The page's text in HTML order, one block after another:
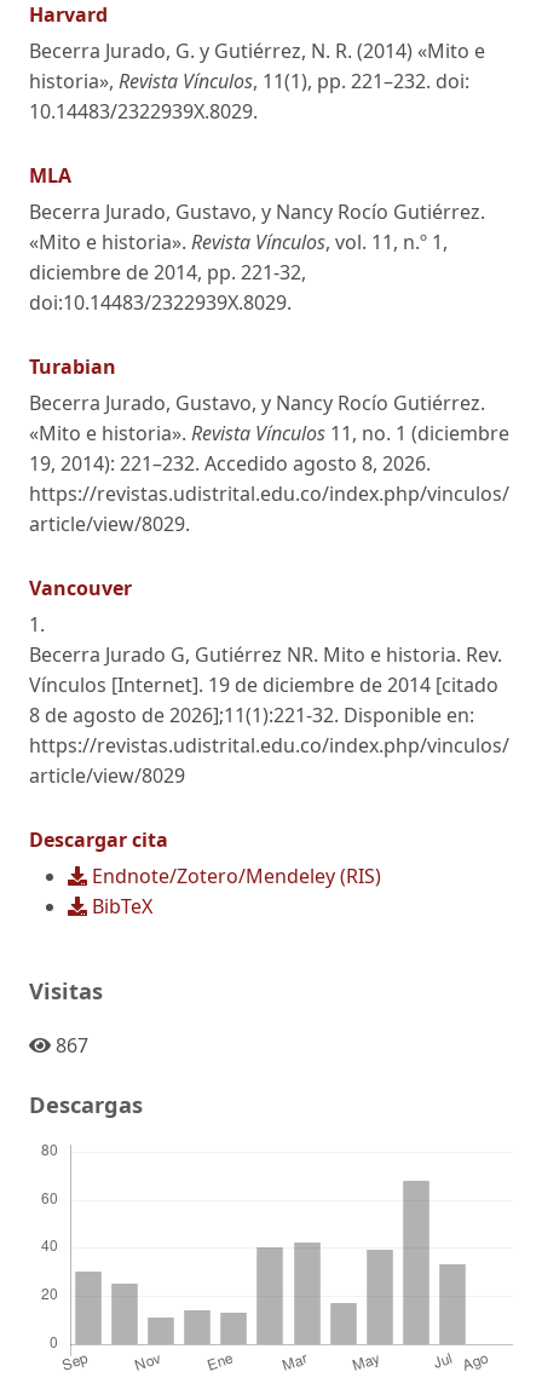
Harvard
Becerra Jurado, G. y Gutiérrez, N. R. (2014) «Mito e
historia», Revista Vínculos, 11(1), pp. 221–232. doi:
10.14483/2322939X.8029.
MLA
Becerra Jurado, Gustavo, y Nancy Rocío Gutiérrez.
«Mito e historia». Revista Vínculos, vol. 11, n.º 1,
diciembre de 2014, pp. 221-32,
doi:10.14483/2322939X.8029.
Turabian
Becerra Jurado, Gustavo, y Nancy Rocío Gutiérrez.
«Mito e historia». Revista Vínculos 11, no. 1 (diciembre
19, 2014): 221–232. Accedido agosto 8, 2026.
https://revistas.udistrital.edu.co/index.php/vinculos/
article/view/8029.
Vancouver
1.
Becerra Jurado G, Gutiérrez NR. Mito e historia. Rev.
Vínculos [Internet]. 19 de diciembre de 2014 [citado
8 de agosto de 2026];11(1):221-32. Disponible en:
https://revistas.udistrital.edu.co/index.php/vinculos/
article/view/8029
Descargar cita
Endnote/Zotero/Mendeley (RIS)
BibTeX
Visitas
867
Descargas